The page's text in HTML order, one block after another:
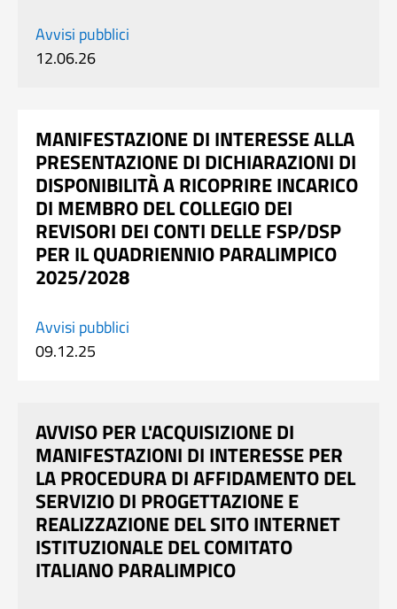
Avvisi pubblici
12.06.26
MANIFESTAZIONE DI INTERESSE ALLA
PRESENTAZIONE DI DICHIARAZIONI DI
DISPONIBILITÀ A RICOPRIRE INCARICO
DI MEMBRO DEL COLLEGIO DEI
REVISORI DEI CONTI DELLE FSP/DSP
PER IL QUADRIENNIO PARALIMPICO
2025/2028
Avvisi pubblici
09.12.25
AVVISO PER L'ACQUISIZIONE DI
MANIFESTAZIONI DI INTERESSE PER
LA PROCEDURA DI AFFIDAMENTO DEL
SERVIZIO DI PROGETTAZIONE E
REALIZZAZIONE DEL SITO INTERNET
ISTITUZIONALE DEL COMITATO
ITALIANO PARALIMPICO